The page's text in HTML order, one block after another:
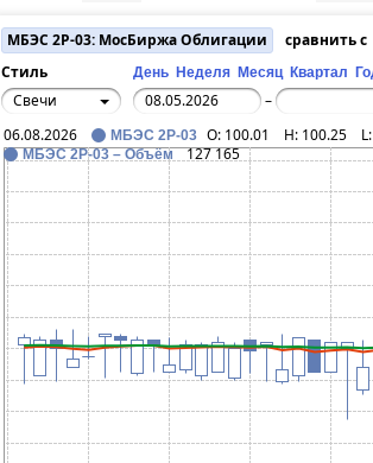
МБЭС 2P-03: МосБиржа Облигации
сравнить с
Стиль
День Неделя Месяц Квартал
Свечи
–
06.08.2026
МБЭС 2P-03 O: 100.01 H: 100.25
МБЭС 2P-03 – Объём 127 165